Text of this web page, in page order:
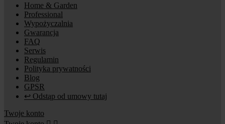
Home & Garden
Professional
Wypożyczalnia
Gwarancja
FAQ
Serwis
Regulamin
Polityka prywatności
Blog
GPSR
↩ Odstąp od umowy tutaj
Twoje konto